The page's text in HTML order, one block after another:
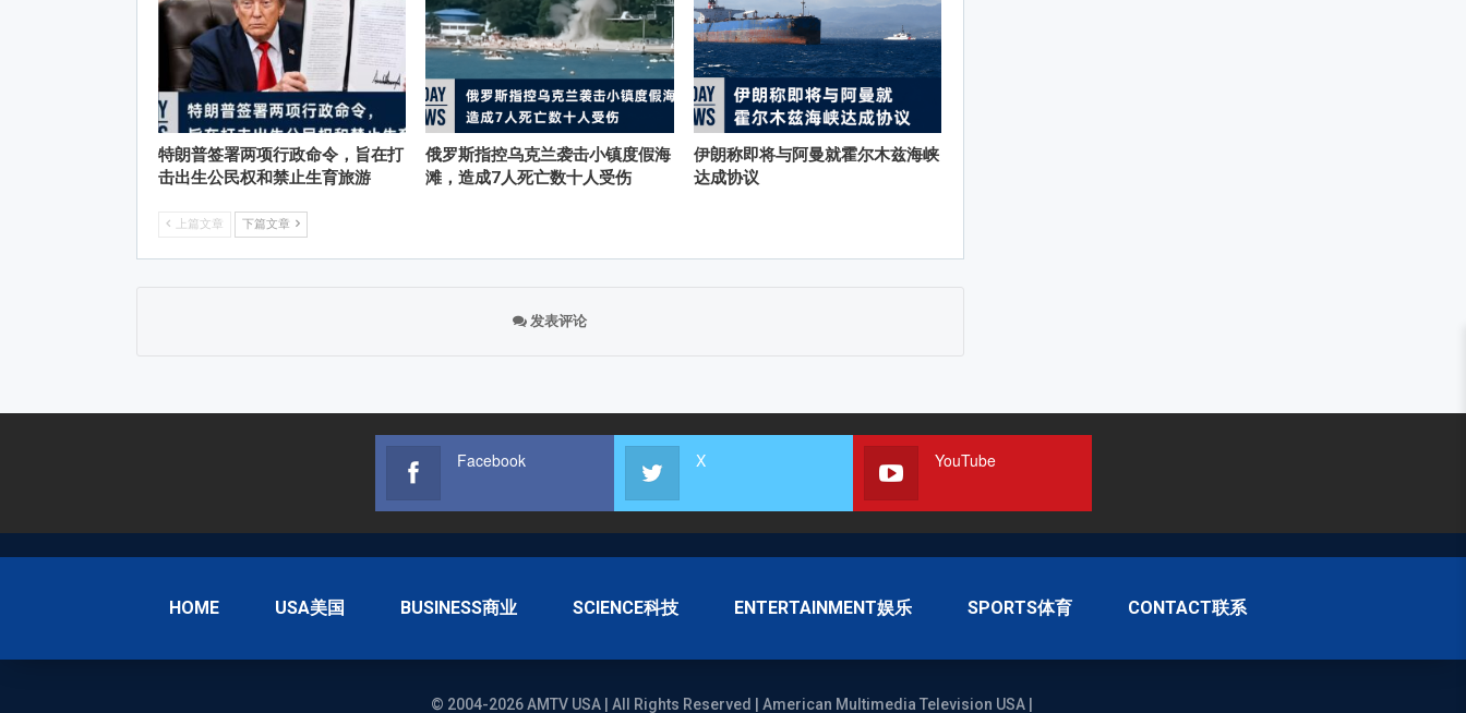
特朗普签署两项行政命令，旨在打
击出生公民权和禁止生育旅游
俄罗斯指控乌克兰袭击小镇度假海
滩，造成7人死亡数十人受伤
伊朗称即将与阿曼就霍尔木兹海峡
达成协议
上篇文章 下篇文章
发表评论
Facebook X YouTube
HOME USA美国 BUSINESS商业 SCIENCE科技 ENTERTAINMENT娱乐 SPORTS体育 CONTACT联系
© 2004-2026 AMTV USA | All Rights Reserved | American Multimedia Television USA |